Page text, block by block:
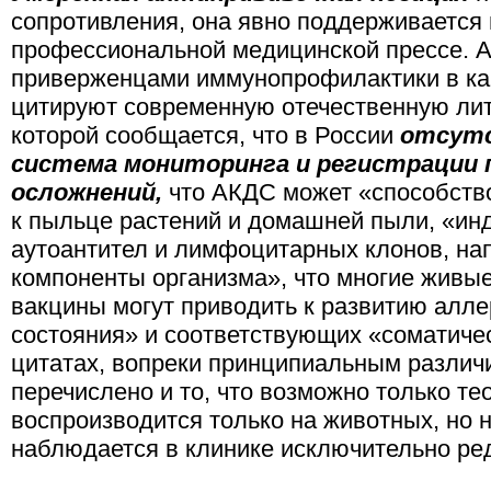
сопротивления, она явно
профессиональной медицинской прессе.
приверженцами иммунопрофилактики в
цитируют современную отечественную
которой сообщается, что в России
система мониторинга и регистрации
осложнений, что АКДС может
к пыльце растений и домашней пыли,
аутоантител и лимфоцитарных клонов,
компоненты организма», что многие
вакцины могут приводить к развитию
состояния» и соответствующих
цитатах, вопреки принципиальным
перечислено и то, что возможно только
воспроизводится только на животных, но
наблюдается в клинике исключительно